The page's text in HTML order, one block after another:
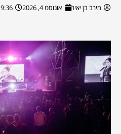
מירב בן יאיר אוגוסט 4, 2026 9:36 pm